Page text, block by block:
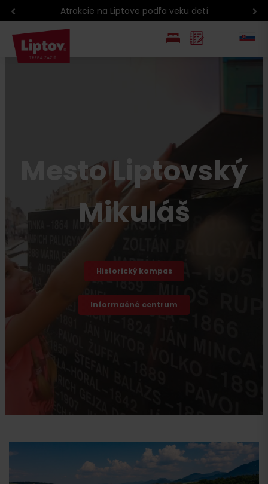
Atrakcie na Liptove podľa veku detí
Mesto Liptovský
Mikuláš
Historický kompas
Informačné centrum